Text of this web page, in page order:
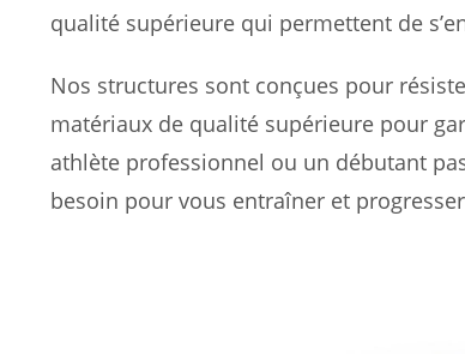
qualité supérieure qui permettent de
Nos structures sont conçues pour
matériaux de qualité supérieure pour
athlète professionnel ou un débutant
besoin pour vous entraîner et